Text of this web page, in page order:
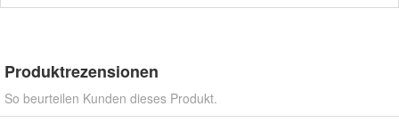
Produktrezensionen
So beurteilen Kunden dieses Produkt.